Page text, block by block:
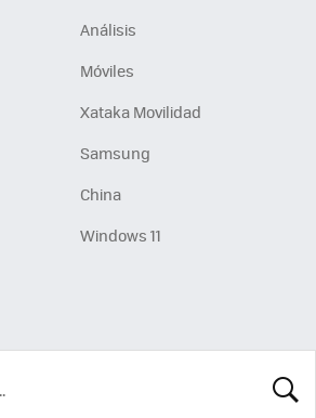
Análisis
Móviles
Xataka Movilidad
Samsung
China
Windows 11